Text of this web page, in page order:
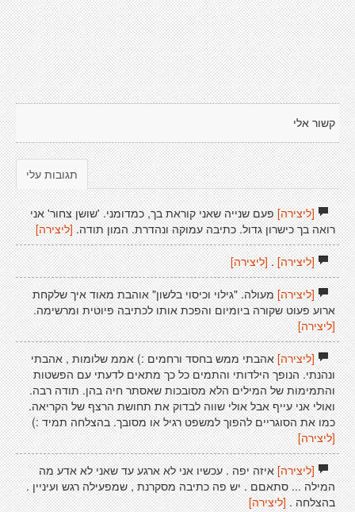
קשור אלי
תגובות עלי
[ליצירה]פעם שנייה שאני קוראת בך, כמדומני. 'שושן צחור' אני
רואה בך כישרון גדול. כתיבה עמוקה ונהדרת. המון תודה.[ליצירה]
[ליצירה].[ליצירה]
[ליצירה]מעולה. "גילוי וכיסוי בלשון" אוהבת מאוד איך שלקחת
ארוע פעוט שקורה ביומיום והפכת אותו לכתיבה פיוטית ומרשימה.
[ליצירה]
[ליצירה]אהבתי ממש בחסד ורחמים :) אממ שלומות , אהבתי
ונהנתי. הנופך הילדותי והתמים כל כך מתאים לדעתי עם הפשטות
והתמימות של המילים הלא מסובכות שאסתר חיה בהן. תודה רבה.
ואולי אני עייף אבל אולי שווה לבדוק את תחושת הרצף של הקריאה.
כמו את הסוגריים להפוך למשפט רגיל או מסובך. בהצלחה תמיד :)
[ליצירה]
[ליצירה]איזה יפה . עכשיו אני לא ארגע עד שאני לא אדע מה
המילה ... סתאםם . יש פה כתיבה מסקרנת , שמפעילה רגש ועיניין .
בהצלחה .[ליצירה]